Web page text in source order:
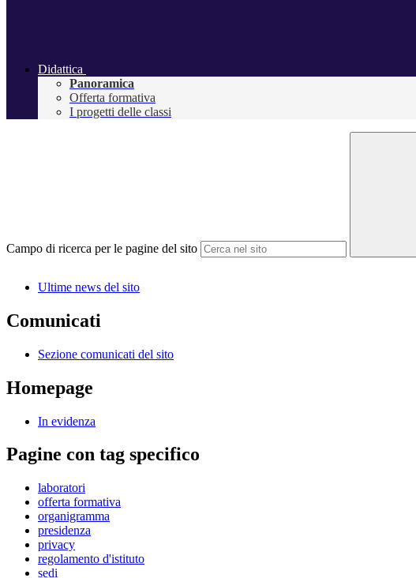
Didattica
Panoramica
Offerta formativa
I progetti delle classi
Campo di ricerca per le pagine del sito
Ultime news del sito
Comunicati
Sezione comunicati del sito
Homepage
In evidenza
Pagine con tag specifico
laboratori
offerta formativa
organigramma
presidenza
privacy
regolamento d'istituto
sedi